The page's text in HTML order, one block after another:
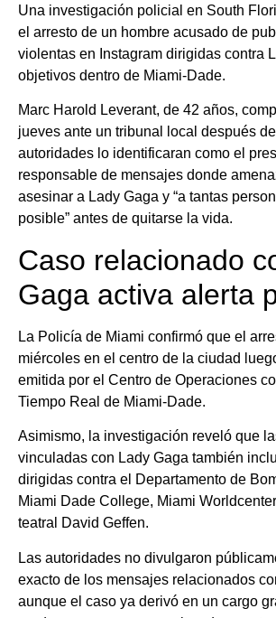
Una investigación policial en South
el arresto de un hombre acusado de
violentas en Instagram dirigidas contra
objetivos dentro de Miami-Dade.
Marc Harold Leverant, de 42 años,
jueves ante un tribunal local después
autoridades lo identificaran como el
responsable de mensajes donde
asesinar a Lady Gaga y “a tantas
posible” antes de quitarse la vida.
Caso relacionado
Gaga activa alerta
La Policía de Miami confirmó que el
miércoles en el centro de la ciudad
emitida por el Centro de Operaciones
Tiempo Real de Miami-Dade.
Asimismo, la investigación reveló que
vinculadas con Lady Gaga también
dirigidas contra el Departamento de
Miami Dade College, Miami
teatral David Geffen.
Las autoridades no divulgaron
exacto de los mensajes relacionados
aunque el caso ya derivó en un cargo